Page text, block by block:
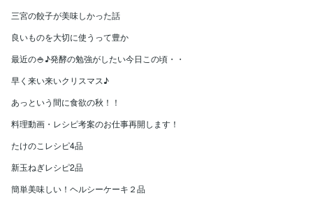
三宮の餃子が美味しかった話
良いものを大切に使うって豊か
最近の🍚♪発酵の勉強がしたい今日この頃・・
早く来い来いクリスマス♪
あっという間に食欲の秋！！
料理動画・レシピ考案のお仕事再開します！
たけのこレシピ4品
新玉ねぎレシピ2品
簡単美味しい！ヘルシーケーキ２品